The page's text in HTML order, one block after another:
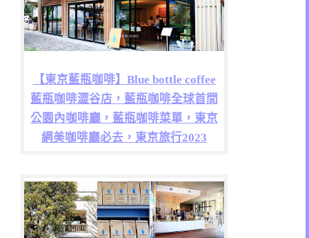
【東京藍瓶咖啡】Blue bottle coffee
藍瓶咖啡澀谷店，藍瓶咖啡全球首間
公園內咖啡廳，藍瓶咖啡菜單，東京
網美咖啡廳必去，東京旅行2023